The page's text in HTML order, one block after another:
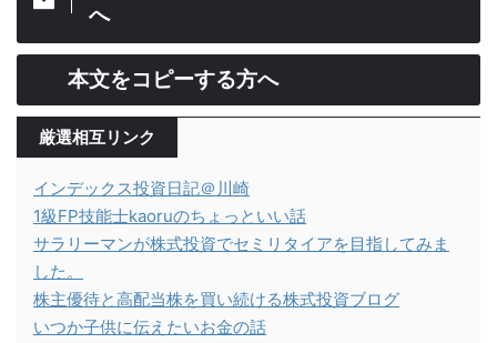
へ
本文をコピーする方へ
厳選相互リンク
インデックス投資日記＠川崎
1級FP技能士kaoruのちょっといい話
サラリーマンが株式投資でセミリタイアを目指してみま
した。
株主優待と高配当株を買い続ける株式投資ブログ
いつか子供に伝えたいお金の話